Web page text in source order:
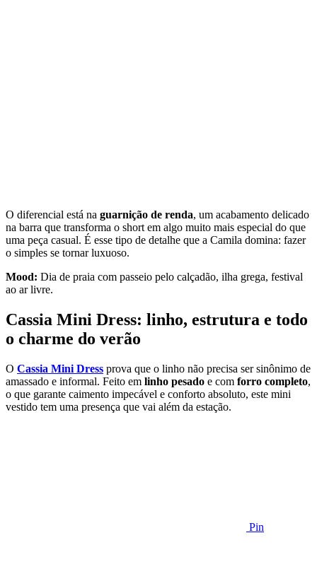
O diferencial está na guarnição de renda, um acabamento delicado
na barra que transforma o short em algo muito mais especial do que
uma peça casual. É esse tipo de detalhe que a Camila domina: fazer
o simples se tornar luxuoso.
Mood: Dia de praia com passeio pelo calçadão, ilha grega, festival
ao ar livre.
Cassia Mini Dress: linho, estrutura e todo
o charme do verão
O Cassia Mini Dress prova que o linho não precisa ser sinônimo de
amassado e informal. Feito em linho pesado e com forro completo,
o que garante caimento impecável e conforto absoluto, este mini
vestido tem uma presença que vai além da estação.
Pin